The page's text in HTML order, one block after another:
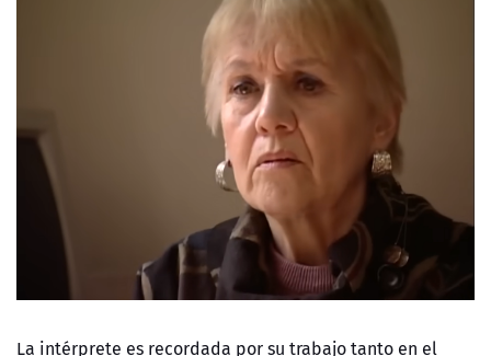
La intérprete es recordada por su trabajo tanto en el